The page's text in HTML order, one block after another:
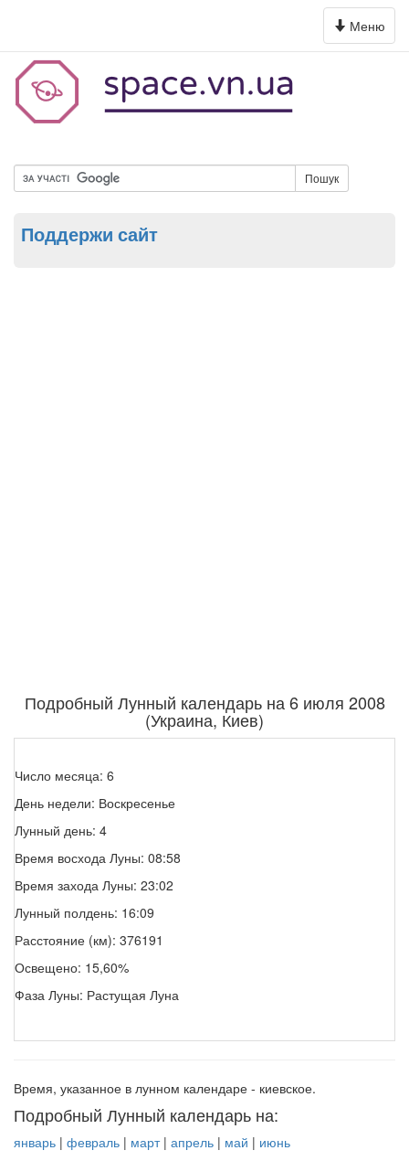
Toggle
navigation
Меню
Пошук
Поддержи сайт
Подробный Лунный календарь на 6 июля 2008
(Украина, Киев)
Число месяца: 6
День недели: Воскресенье
Лунный день: 4
Время восхода Луны: 08:58
Время захода Луны: 23:02
Лунный полдень: 16:09
Расстояние (км): 376191
Освещено: 15,60%
Фаза Луны: Растущая Луна
Время, указанное в лунном календаре - киевское.
Подробный Лунный календарь на:
январь | февраль | март| апрель | май | июнь